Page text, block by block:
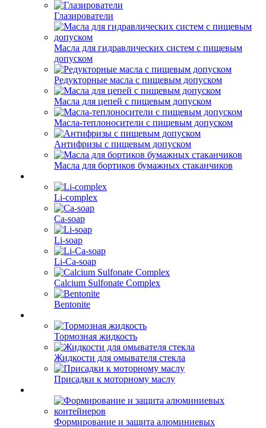
Глазирователи
Масла для гидравлических систем с пищевым
допуском
Редукторные масла с пищевым допуском
Масла для цепей с пищевым допуском
Масла-теплоносители с пищевым допуском
Антифризы с пищевым допуском
Масла для бортиков бумажных стаканчиков
Li-complex
Ca-soap
Li-soap
Li-Ca-soap
Calcium Sulfonate Complex
Bentonite
Тормозная жидкость
Жидкости для омывателя стекла
Присадки к моторному маслу
Формирование и защита алюминиевых